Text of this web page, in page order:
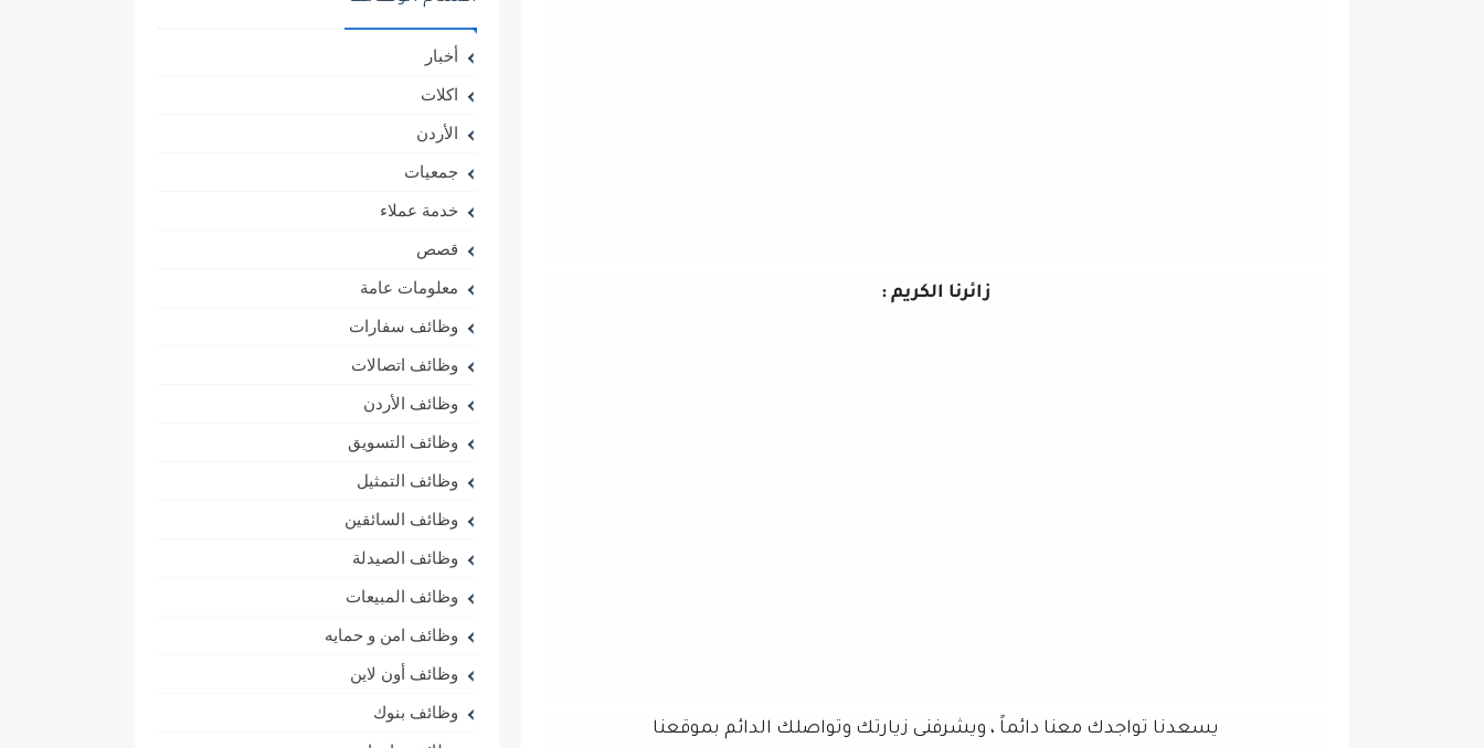
زائرنا الكريم :
يسعدنا تواجدك معنا دائماً ، ويشرفنى زيارتك وتواصلك الدائم بموقعنا
أخبار
اكلات
الأردن
جمعيات
خدمة عملاء
قصص
معلومات عامة
وظائف سفارات
وظائف اتصالات
وظائف الأردن
وظائف التسويق
وظائف التمثيل
وظائف السائقين
وظائف الصيدلة
وظائف المبيعات
وظائف امن و حمايه
وظائف أون لاين
وظائف بنوك